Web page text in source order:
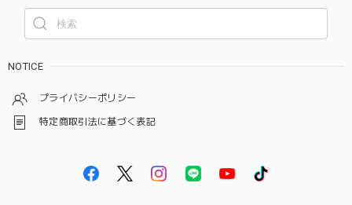
NOTICE
プライバシーポリシー
特定商取引法に基づく表記